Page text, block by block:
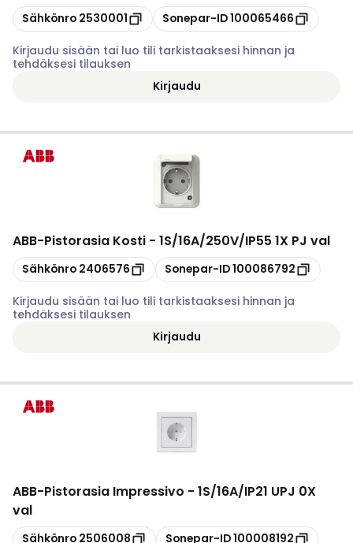
Kopioi
Sähkönro 2530001 Kopioi
Sonepar-ID100065466
Kirjaudu sisään tai luo tili tarkistaaksesi hinnan ja
tehdäksesi tilauksen
Kirjaudu
ABB-Pistorasia Kosti - 1S/16A/250V/IP55 1X PJ val
Kopioi
Sähkönro 2406576 Kopioi
Sonepar-ID100086792
Kirjaudu sisään tai luo tili tarkistaaksesi hinnan ja
tehdäksesi tilauksen
Kirjaudu
ABB-Pistorasia Impressivo - 1S/16A/IP21 UPJ 0X
val
Kopioi
Sähkönro 2506008 Kopioi
Sonepar-ID100008192